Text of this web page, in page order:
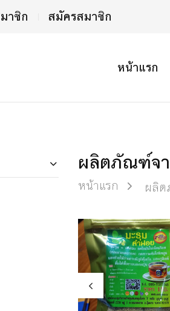
าชิก สมัครสมาชิก
หน้าแรก
ผลิตภัณฑ์จ
หน้าแรก ผลิ